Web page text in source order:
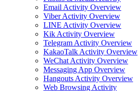
Email Activity Overview
Viber Activity Overview
LINE Activity Overview
Kik Activity Overview
Telegram Activity Overview
KakaoTalk Activity Overview
WeChat Activity Overview
Messaging App Overview
Hangouts Activity Overview
Web Browsing Activity